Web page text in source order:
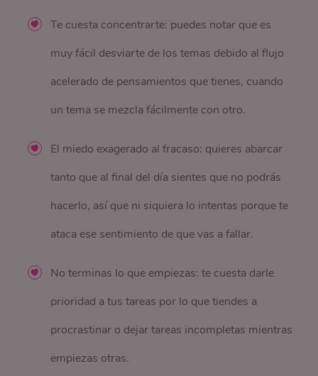
Te cuesta concentrarte: puedes notar que es
muy fácil desviarte de los temas debido al flujo
acelerado de pensamientos que tienes, cuando
un tema se mezcla fácilmente con otro.
El miedo exagerado al fracaso: quieres abarcar
tanto que al final del día sientes que no podrás
hacerlo, así que ni siquiera lo intentas porque te
ataca ese sentimiento de que vas a fallar.
No terminas lo que empiezas: te cuesta darle
prioridad a tus tareas por lo que tiendes a
procrastinar o dejar tareas incompletas mientras
empiezas otras.